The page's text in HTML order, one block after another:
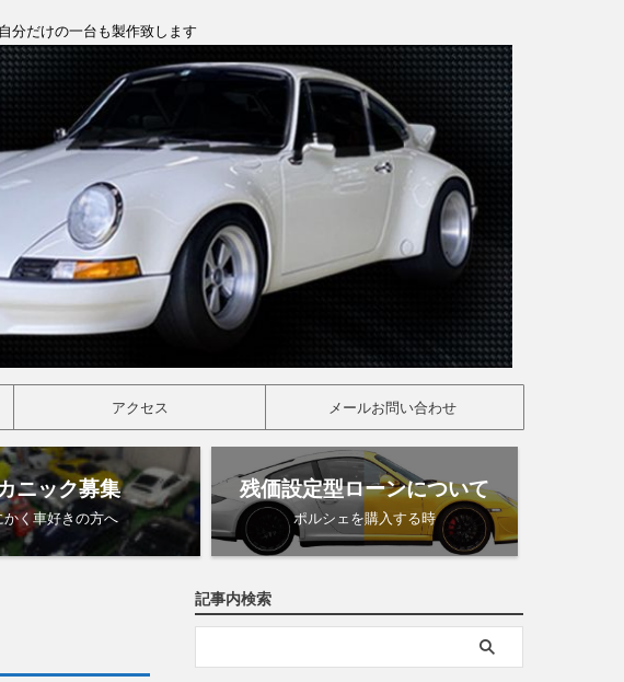
分だけの一台も製作致します
アクセス メールお問い合わせ
ニック募集
かく車好きの方へ
残価設定型ローンについて
ポルシェを購入する時
記事内検索